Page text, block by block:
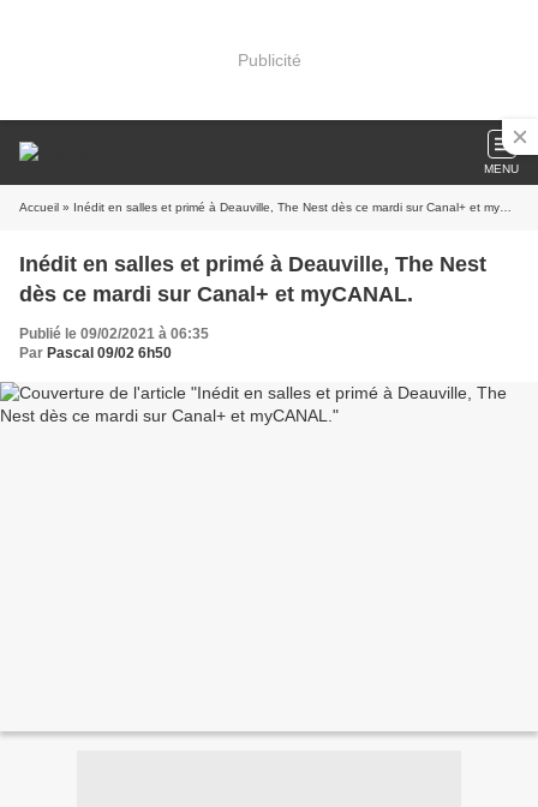
Publicité
MENU
Accueil » Inédit en salles et primé à Deauville, The Nest dès ce mardi sur Canal+ et myCANAL.
Inédit en salles et primé à Deauville, The Nest
dès ce mardi sur Canal+ et myCANAL.
Publié le 09/02/2021 à 06:35
Par Pascal 09/02 6h50